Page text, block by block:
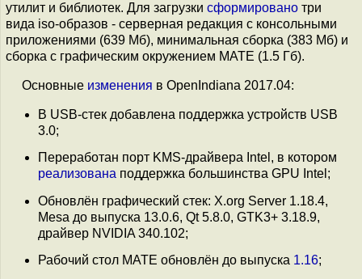
утилит и библиотек. Для загрузки сформировано три
вида iso-образов - серверная редакция с консольными
приложениями (639 Мб), минимальная сборка (383 Мб) и
сборка с графическим окружением MATE (1.5 Гб).
Основные изменения в OpenIndiana 2017.04:
В USB-стек добавлена поддержка устройств USB
3.0;
Переработан порт KMS-драйвера Intel, в котором
реализована поддержка большинства GPU Intel;
Обновлён графический стек: X.org Server 1.18.4,
Mesa до выпуска 13.0.6, Qt 5.8.0, GTK3+ 3.18.9,
драйвер NVIDIA 340.102;
Рабочий стол MATE обновлён до выпуска 1.16;